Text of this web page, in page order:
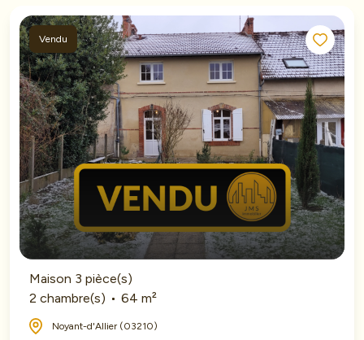
Vendu
Maison 3 pièce(s)
2 chambre(s)
64 m²
Noyant-d'Allier (03210)